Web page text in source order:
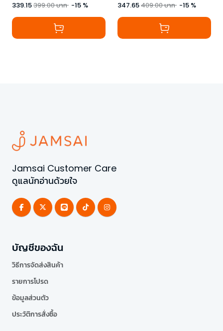
339.15399.00บาท -15 % 347.65409.00บาท -15 %
Jamsai Customer Care
ดูแลนักอ่านด้วยใจ
บัญชีของฉัน
วิธีการจัดส่งสินค้า
รายการโปรด
ข้อมูลส่วนตัว
ประวัติการสั่งซื้อ